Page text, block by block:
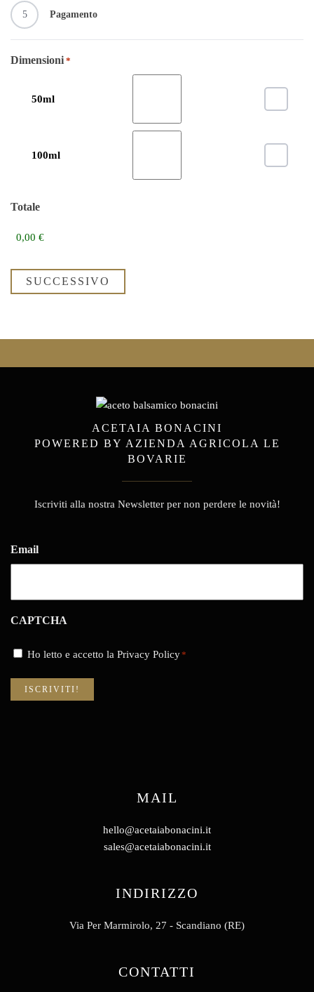
5 Pagamento
Dimensioni *
50ml
100ml
Totale
ACETAIA BONACINI
POWERED BY AZIENDA AGRICOLA LE
BOVARIE
Iscriviti alla nostra Newsletter per non perdere le novità!
Email
CAPTCHA
Consenso
Ho letto e accetto la Privacy Policy*
INDIRIZZO
Via Per Marmirolo, 27 - Scandiano (RE)
MAIL
hello@acetaiabonacini.it
sales@acetaiabonacini.it
CONTATTI